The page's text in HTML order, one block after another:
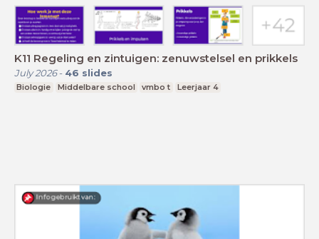
K11 Regeling en zintuigen: zenuwstelsel en prikkels
July 2026- 46 slides
Biologie Middelbare school vmbo t Leerjaar 4